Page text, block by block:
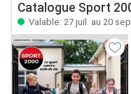
Catalogue Sport
Valable: 27 juil. au 20